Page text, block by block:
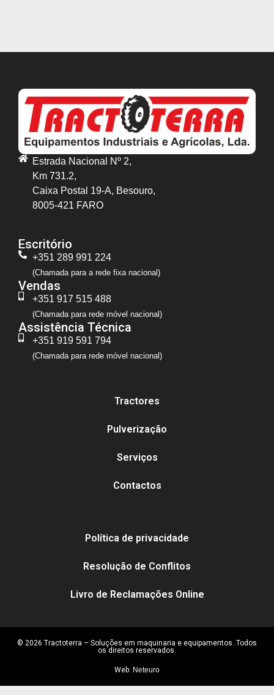
Estrada Nacional Nº 2,
Km 731.2,
Caixa Postal 19-A, Besouro,
8005-421 FARO
Escritório
+351 289 991 224
(Chamada para a rede fixa nacional)
Vendas
+351 917 515 488
(Chamada para rede móvel nacional)
Assistência Técnica
+351 919 591 794
(Chamada para rede móvel nacional)
Tractores
Pulverização
Serviços
Contactos
Política de privacidade
Resolução de Conflitos
Livro de Reclamações Online
© 2026 Tractoterra – Soluções em maquinaria e equipamentos. Todos
os direitos reservados.
Web: Neteuro